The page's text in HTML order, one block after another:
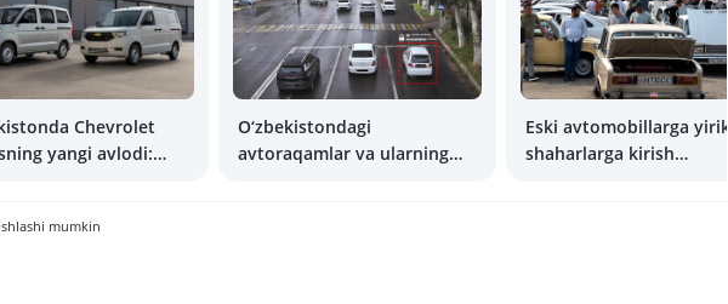
Chevrolet
yangi avlodi:
O‘zbekistondagi
avtoraqamlar va ularning
Eski avtomobillarga yirik
shaharlarga kirish
mumkin